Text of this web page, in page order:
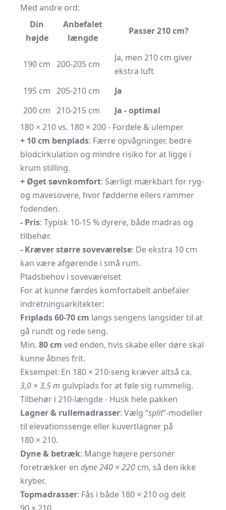
Med andre ord:
Din
højde
Anbefalet
længde
Passer 210 cm?
190 cm 200-205 cm
Ja, men 210 cm giver
ekstra luft
195 cm 205-210 cm
Ja
200 cm 210-215 cm
Ja - optimal
180 × 210 vs. 180 × 200 - Fordele & ulemper
+ 10 cm benplads: Færre opvågninger, bedre
blodcirkulation og mindre risiko for at ligge i
krum stilling.
+ Øget søvnkomfort: Særligt mærkbart for ryg-
og mavesovere, hvor fødderne ellers rammer
fodenden.
- Pris: Typisk 10-15 % dyrere, både madras og
tilbehør.
- Kræver større soveværelse: De ekstra 10 cm
kan være afgørende i små rum.
Pladsbehov i soveværelset
For at kunne færdes komfortabelt anbefaler
indretningsarkitekter:
Friplads 60-70 cm langs sengens langsider til at
gå rundt og rede seng.
Min. 80 cm ved enden, hvis skabe eller døre skal
kunne åbnes frit.
Eksempel: En 180 × 210-seng kræver altså ca.
3,0 × 3,5 m gulvplads for at føle sig rummelig.
Tilbehør i 210-længde - Husk hele pakken
Lagner & rullemadrasser: Vælg “split”-modeller
til elevationssenge eller kuvertlagner på
180 × 210.
Dyne & betræk: Mange højere personer
foretrækker en dyne 240 × 220 cm, så den ikke
kryber.
Topmadrasser: Fås i både 180 × 210 og delt